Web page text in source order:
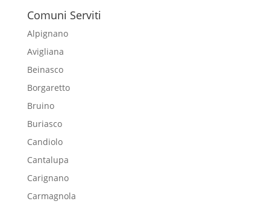
Comuni Serviti
Alpignano
Avigliana
Beinasco
Borgaretto
Bruino
Buriasco
Candiolo
Cantalupa
Carignano
Carmagnola